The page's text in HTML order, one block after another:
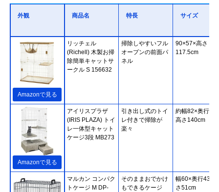
外観 商品名 特長 サイズ
Amazonで見る
リッチェル
(Richell) 木製お掃
除簡単キャットサ
ークル S 156632
掃除しやすいフル
オープンの前面パ
ネル
90×57×高さ
117.5cm
Amazonで見る
アイリスプラザ
(IRIS PLAZA) トイ
レ一体型キャット
ケージ3段 MB273
引き出し式のトイ
レ付きで掃除が
楽々
約幅82×奥行
高さ140cm
マルカン コンパク
トケージ M DP-
そのままおでかけ
もできるケージ
幅60×奥行43×高
さ51cm